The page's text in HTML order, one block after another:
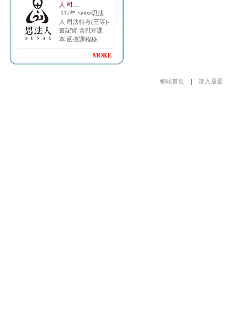
人 司…
112年 Sense思法
人 司法特考(三等)-
書記官 含PDF課
本 函授課程移…
MORE
網站首頁 加入最愛